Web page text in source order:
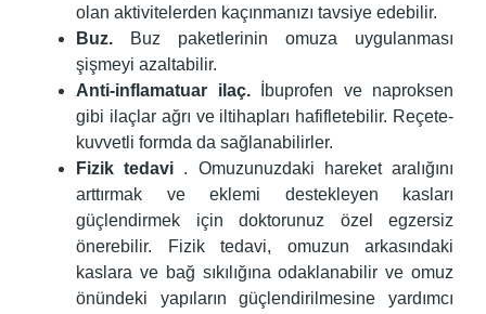
olan aktivitelerden kaçınmanızı tavsiye edebilir.
Buz. Buz paketlerinin omuza uygulanması
şişmeyi azaltabilir.
Anti-inflamatuar ilaç.İbuprofen ve naproksen
gibi ilaçlar ağrı ve iltihapları hafifletebilir. Reçete-
kuvvetli formda da sağlanabilirler.
Fizik tedavi . Omuzunuzdaki hareket aralığını
arttırmak ve eklemi destekleyen kasları
güçlendirmek için doktorunuz özel egzersiz
önerebilir. Fizik tedavi, omuzun arkasındaki
kaslara ve bağ sıkılığına odaklanabilir ve omuz
önündeki yapıların güçlendirilmesine yardımcı